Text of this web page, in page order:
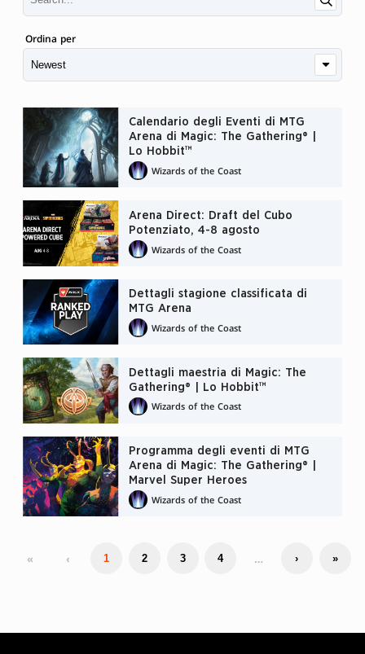
Ordina per
Calendario degli Eventi di MTG
Arena di Magic: The Gathering® |
Lo Hobbit™
Wizards of the Coast
Arena Direct: Draft del Cubo
Potenziato, 4-8 agosto
Wizards of the Coast
Dettagli stagione classificata di
MTG Arena
Wizards of the Coast
Dettagli maestria di Magic: The
Gathering® | Lo Hobbit™
Wizards of the Coast
Programma degli eventi di MTG
Arena di Magic: The Gathering® |
Marvel Super Heroes
Wizards of the Coast
« ‹ 1 2 3 4 … › »